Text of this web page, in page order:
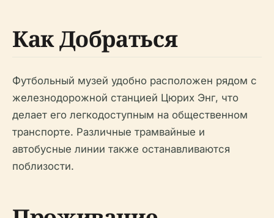
Как Добраться
Футбольный музей удобно расположен рядом с
железнодорожной станцией Цюрих Энг, что
делает его легкодоступным на общественном
транспорте. Различные трамвайные и
автобусные линии также останавливаются
поблизости.